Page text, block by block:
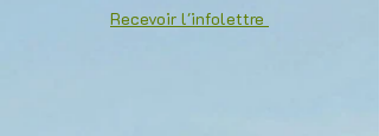
Recevoir l'infolettre